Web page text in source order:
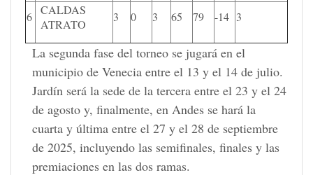
6 CALDAS
ATRATO
3 0 3 65 79 -14 3
La segunda fase del torneo se jugará en el
municipio de Venecia entre el 13 y el 14 de julio.
Jardín será la sede de la tercera entre el 23 y el 24
de agosto y, finalmente, en Andes se hará la
cuarta y última entre el 27 y el 28 de septiembre
de 2025, incluyendo las semifinales, finales y las
premiaciones en las dos ramas.